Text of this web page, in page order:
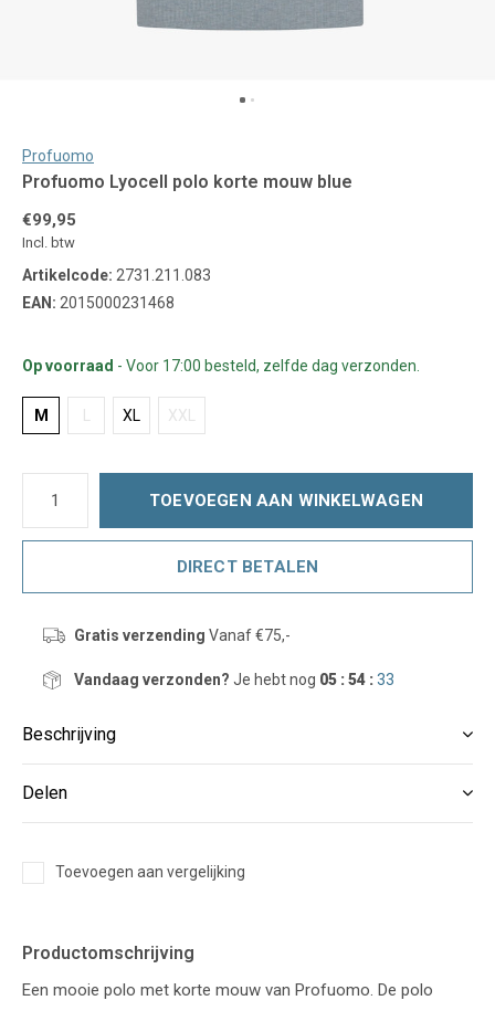
Profuomo
Profuomo Lyocell polo korte mouw blue
€99,95
Incl. btw
Artikelcode: 2731.211.083
EAN: 2015000231468
Op voorraad - Voor 17:00 besteld, zelfde dag verzonden.
M XL XXL
TOEVOEGEN AAN WINKELWAGEN
DIRECT BETALEN
Gratis verzending Vanaf €75,-
Vandaag verzonden? Je hebt nog 05 : 54 :33
Beschrijving
Delen
Toevoegen aan vergelijking
Productomschrijving
Een mooie polo met korte mouw van Profuomo. De polo